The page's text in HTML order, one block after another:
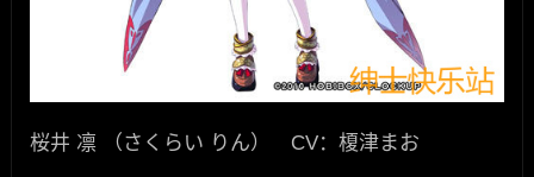
桜井 凛 （さくらい りん） CV：榎津まお